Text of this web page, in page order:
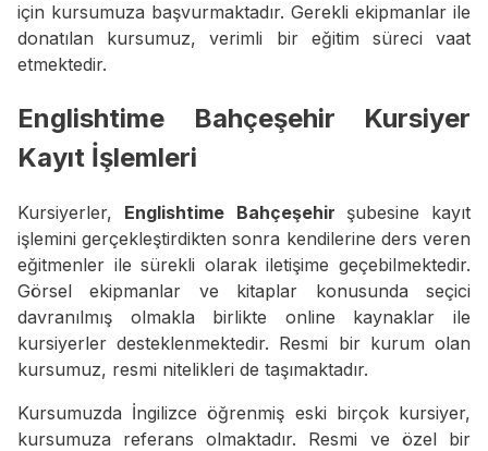
için kursumuza başvurmaktadır. Gerekli ekipmanlar ile
donatılan kursumuz, verimli bir eğitim süreci vaat
etmektedir.
Englishtime Bahçeşehir Kursiyer
Kayıt İşlemleri
Kursiyerler, Englishtime Bahçeşehir şubesine kayıt
işlemini gerçekleştirdikten sonra kendilerine ders veren
eğitmenler ile sürekli olarak iletişime geçebilmektedir.
Görsel ekipmanlar ve kitaplar konusunda seçici
davranılmış olmakla birlikte online kaynaklar ile
kursiyerler desteklenmektedir. Resmi bir kurum olan
kursumuz, resmi nitelikleri de taşımaktadır.
Kursumuzda İngilizce öğrenmiş eski birçok kursiyer,
kursumuza referans olmaktadır. Resmi ve özel bir